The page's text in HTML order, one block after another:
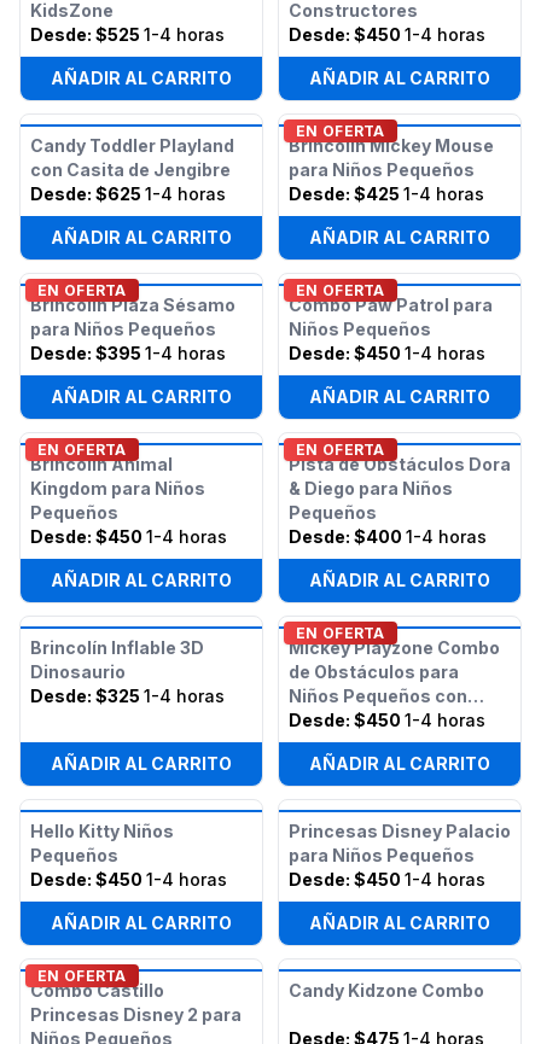
KidsZone
Desde: $525 1-4 horas
AÑADIR AL CARRITO
Constructores
Desde: $450 1-4 horas
AÑADIR AL CARRITO
Candy Toddler Playland
con Casita de Jengibre
Desde: $625 1-4 horas
AÑADIR AL CARRITO
EN OFERTA
Brincolín Mickey Mouse
para Niños Pequeños
Desde: $425 1-4 horas
AÑADIR AL CARRITO
EN OFERTA
Brincolín Plaza Sésamo
para Niños Pequeños
Desde: $395 1-4 horas
AÑADIR AL CARRITO
EN OFERTA
Combo Paw Patrol para
Niños Pequeños
Desde: $450 1-4 horas
AÑADIR AL CARRITO
EN OFERTA
Brincolín Animal
Kingdom para Niños
Pequeños
Desde: $450 1-4 horas
AÑADIR AL CARRITO
EN OFERTA
Pista de Obstáculos Dora
& Diego para Niños
Pequeños
Desde: $400 1-4 horas
AÑADIR AL CARRITO
Brincolín Inflable 3D
Dinosaurio
Desde: $325 1-4 horas
AÑADIR AL CARRITO
EN OFERTA
Mickey Playzone Combo
de Obstáculos para
Niños Pequeños con
Tobogán (Húmedo/Seco)
Desde: $450 1-4 horas
AÑADIR AL CARRITO
Hello Kitty Niños
Pequeños
Desde: $450 1-4 horas
AÑADIR AL CARRITO
Princesas Disney Palacio
para Niños Pequeños
Desde: $450 1-4 horas
AÑADIR AL CARRITO
EN OFERTA
Combo Castillo
Princesas Disney 2 para
Niños Pequeños
Candy Kidzone Combo
Desde: $475 1-4 horas